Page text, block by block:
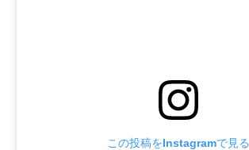
この投稿をInstagramで見る